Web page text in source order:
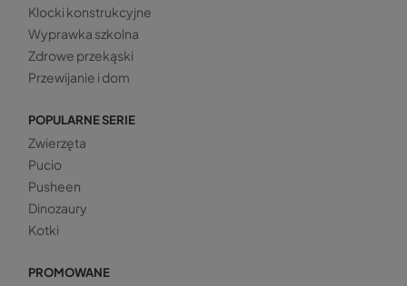
Klocki konstrukcyjne
Wyprawka szkolna
Zdrowe przekąski
Przewijanie i dom
POPULARNE SERIE
Zwierzęta
Pucio
Pusheen
Dinozaury
Kotki
PROMOWANE